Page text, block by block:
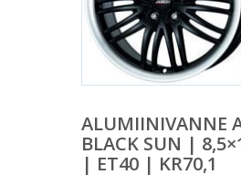
ALUMIINIVANNE
BLACK SUN |
| ET40 | KR70,1